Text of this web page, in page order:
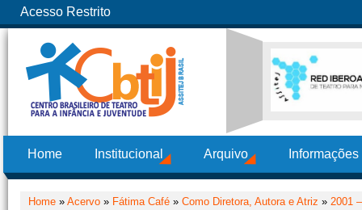
Acesso Restrito
Home Institucional Arquivo
Home » Acervo » Fátima Café » Como Diretora, Autora e Atriz » 2001